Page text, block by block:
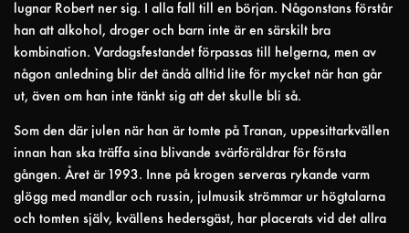
lugnar Robert ner sig. I alla fall till en början. Någonstans förstår
han att alkohol, droger och barn inte är en särskilt bra
kombination. Vardagsfestandet förpassas till helgerna, men av
någon anledning blir det ändå alltid lite för mycket när han går
ut, även om han inte tänkt sig att det skulle bli så.
Som den där julen när han är tomte på Tranan, uppesittarkvällen
innan han ska träffa sina blivande svärföräldrar för första
gången. Året är 1993. Inne på krogen serveras rykande varm
glögg med mandlar och russin, julmusik strömmar ur högtalarna
och tomten själv, kvällens hedersgäst, har placerats vid det allra